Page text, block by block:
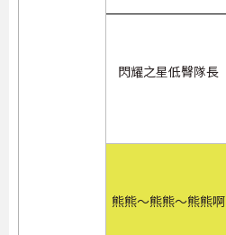
閃耀之星低臀隊長
熊熊～熊熊～熊熊啊